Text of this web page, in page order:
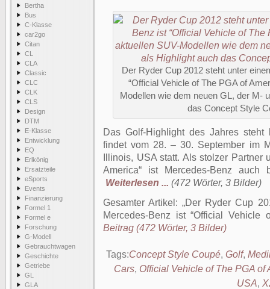
Bertha
Bus
C-Klasse
car2go
Citan
CL
CLA
Classic
CLC
CLK
CLS
Design
DTM
E-Klasse
Entwicklung
EQ
Erlkönig
Ersatzteile
eSports
Events
Finanzierung
Formel 1
Formel e
Forschung
G-Modell
Gebrauchtwagen
Geschichte
Getriebe
GL
GLA
Der Ryder Cup 2012 steht unter
“Official Vehicle of The PGA of
Modellen wie dem neuen GL, der M-
das Concept Style
Das Golf-Highlight des Jahres
findet vom 28. – 30. September im
Illinois, USA statt. Als stolzer
America“ ist Mercedes-Benz
Weiterlesen ... (472 Wörter, 3 Bilder)
Gesamter Artikel: Der Ryder Cup
Mercedes-Benz ist “Official Vehicle
Beitrag (472 Wörter, 3 Bilder)
Tags:Concept Style Coupé, Golf,
Cars, Official Vehicle of The PGA of
USA,